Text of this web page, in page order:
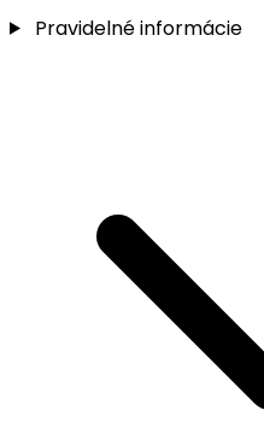
Pravidelné informácie